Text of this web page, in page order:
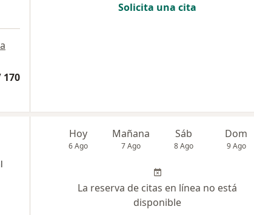
170
Solicita una cita
Hoy
6 Ago
Mañana
7 Ago
Sáb
8 Ago
Dom
9 Ago
La reserva de citas en línea no está
disponible